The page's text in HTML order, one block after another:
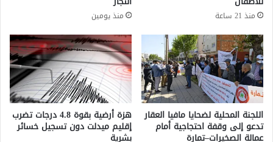
ل
ح
د
و
د
ا
ل
م
غ
ر
ب
ي
ة
ب
س
ب
ب
أ
م
ر
ا
ض
منذ 21 ساعة منذ يومين
اللجنة المحلية لضحايا مافيا العقار
تدعو إلى وقفة احتجاجية أمام
عمالة الصخيرات–تمارة
هزة أرضية بقوة 4.8 درجات تضرب
إقليم ميدلت دون تسجيل خسائر
بشرية